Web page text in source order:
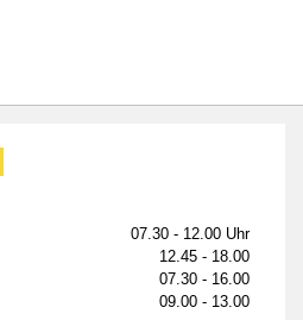
07.30 - 12.00 Uhr
12.45 - 18.00
07.30 - 16.00
09.00 - 13.00